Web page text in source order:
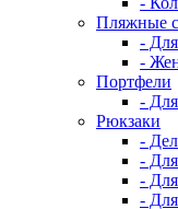
Пляжные
-
-
Портфели
-
Рюкзаки
-
-
-
-